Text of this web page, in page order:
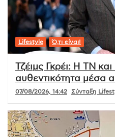
Lifestyle Ό,τι είναι!
Τζέιμς Γκρέι: Η ΤΝ
αυθεντικότητα μέσα
07/08/2026, 14:42 Σύνταξη